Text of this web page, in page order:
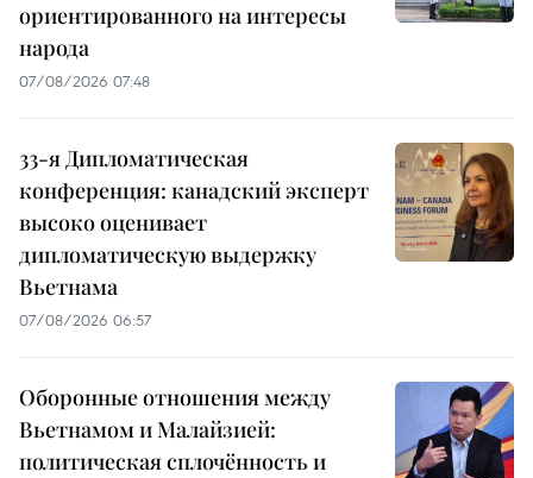
ориентированного на интересы
народа
07/08/2026 07:48
33-я Дипломатическая
конференция: канадский эксперт
высоко оценивает
дипломатическую выдержку
Вьетнама
07/08/2026 06:57
Оборонные отношения между
Вьетнамом и Малайзией:
политическая сплочённость и